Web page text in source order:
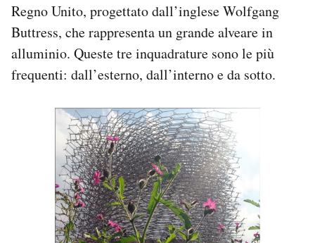
Regno Unito, progettato dall’inglese Wolfgang
Buttress, che rappresenta un grande alveare in
alluminio. Queste tre inquadrature sono le più
frequenti: dall’esterno, dall’interno e da sotto.